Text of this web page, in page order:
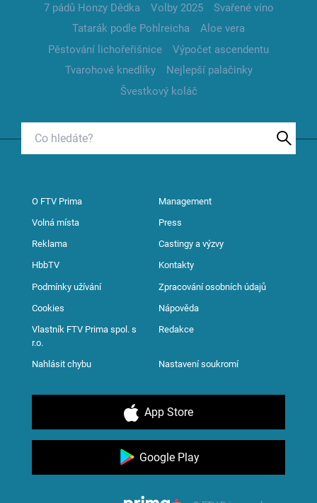
7 pádů Honzy Dědka
Volby 2025
Svařené víno
Tatarák podle Pohlreicha
Aloe vera
Pěstování lichořeřišnice
Výpočet ascendentu
Tvarohové knedlíky
Nejlepší palačinky
Švestkový koláč
O FTV Prima Management
Volná místa Press
Reklama Castingy a výzvy
HbbTV Kontakty
Podmínky užívání Zpracování osobních údajů
Cookies Nápověda
Vlastník FTV Prima spol. s
r.o.
Redakce
Nahlásit chybu Nastavení soukromí
App Store
Google Play